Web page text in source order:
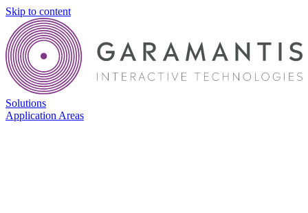
Skip to content
Solutions
Application Areas